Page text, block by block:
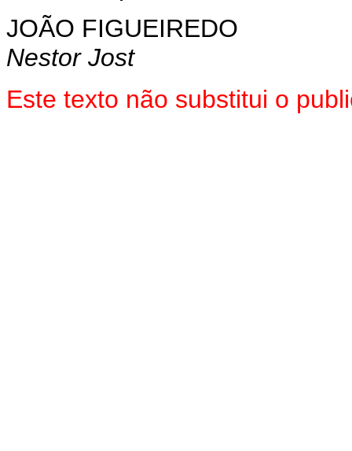
JOÃO FIGUEIREDO
Nestor Jost
Este texto não substitui o